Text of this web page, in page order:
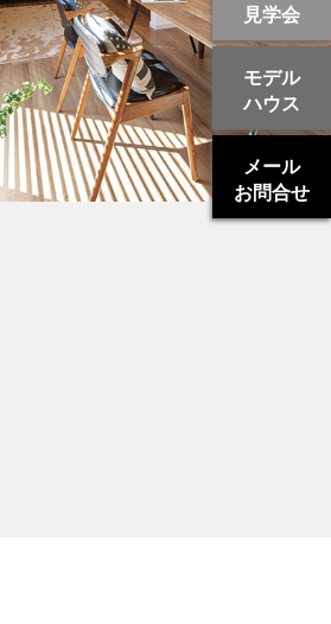
見学会
モデル
ハウス
メール
お問合せ